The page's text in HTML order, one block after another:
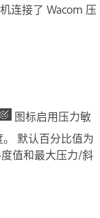
连接了 Wacom 压
图标启用压力敏
默认百分比值为
值和最大压力/斜